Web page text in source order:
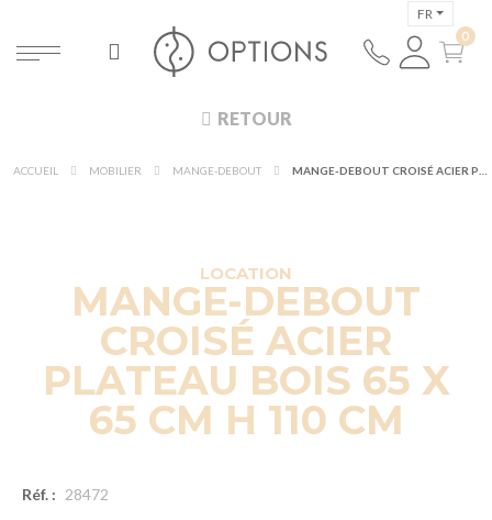
FR
RETOUR
ACCUEIL MOBILIER MANGE-DEBOUT
LOCATION
MANGE-DEBOUT
CROISÉ ACIER
PLATEAU BOIS 65 X
65 CM H 110 CM
Réf. : 28472